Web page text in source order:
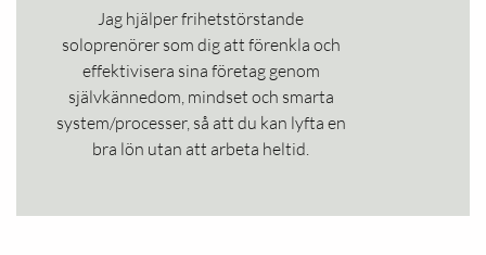
Jag hjälper frihetstörstande
soloprenörer som dig att förenkla och
effektivisera sina företag genom
självkännedom, mindset och smarta
system/processer, så att du kan lyfta en
bra lön utan att arbeta heltid.